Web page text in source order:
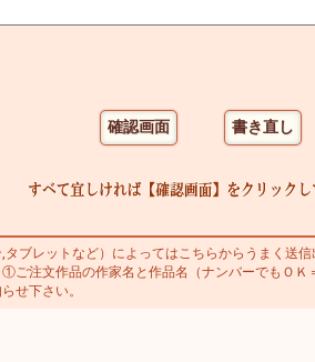
ブレットなど）によってはこちらからうまく送
①ご注文作品の作家名と作品名（ナンバーでもＯ
せ下さい。